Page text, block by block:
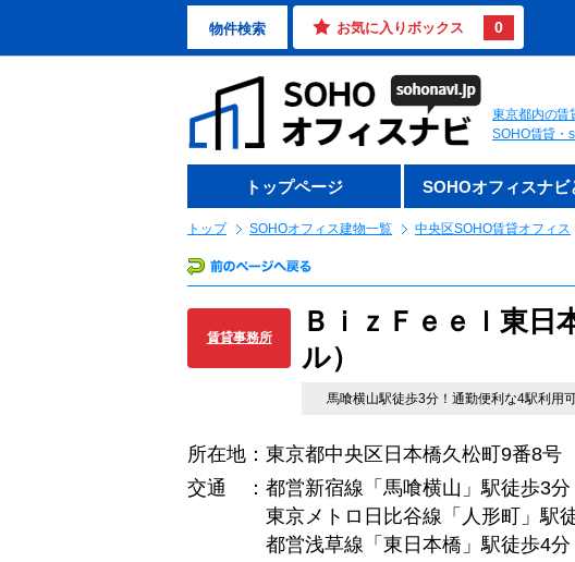
物件検索 お気に入りボックス 0
東京都内の賃
SOHO賃貸・
トップページ SOHOオフィスナビ
トップ SOHOオフィス建物一覧 中央区SOHO賃貸オフィス
賃貸事務所
ＢｉｚＦｅｅｌ東日
ル）
馬喰横山駅徒歩3分！通勤便利な4駅利用
所在地：東京都中央区日本橋久松町9番8号
交通 ：都営新宿線「馬喰横山」駅徒歩3分
東京メトロ日比谷線「人形町」駅徒
都営浅草線「東日本橋」駅徒歩4分